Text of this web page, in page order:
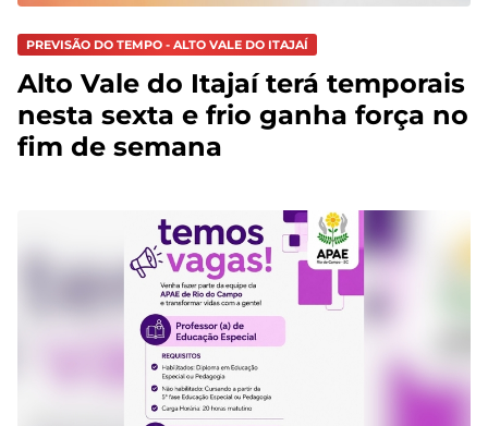
PREVISÃO DO TEMPO - ALTO VALE DO ITAJAÍ
Alto Vale do Itajaí terá temporais
nesta sexta e frio ganha força no
fim de semana